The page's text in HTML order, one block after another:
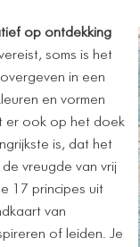
op ontdekking
soms is het
in een
en vormen
er ook op het doek
is, dat het
vreugde van vrij
17 principes uit
van
of leiden. Je